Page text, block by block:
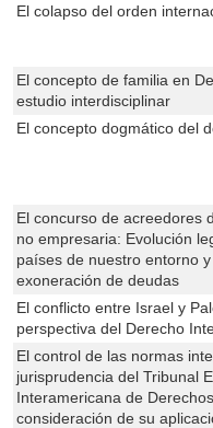
El colapso del orden
El concepto de familia en
estudio interdisciplinar
El concepto dogmático del
El concurso de acreedores
no empresaria: Evolución
países de nuestro entorno
exoneración de deudas
El conflicto entre Israel y
perspectiva del Derecho
El control de las normas
jurisprudencia del Tribunal
Interamericana de
consideración de su